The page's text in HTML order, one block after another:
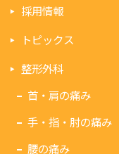
採用情報
トピックス
整形外科
首・肩の痛み
手・指・肘の痛み
腰の痛み